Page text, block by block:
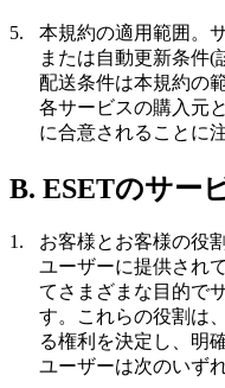
5. 本規約の適用範囲。
または自動更新条件(
配送条件は本規約の
各サービスの購入元
に合意されることに
B. ESETのサー
1. お客様とお客様の役割
ユーザーに提供され
てさまざまな目的で
す。これらの役割は
る権利を決定し、明
ユーザーは次のいず